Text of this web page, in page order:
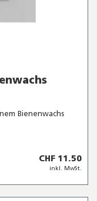
Bienenwachs
CHF 11.50
inkl. MwSt.